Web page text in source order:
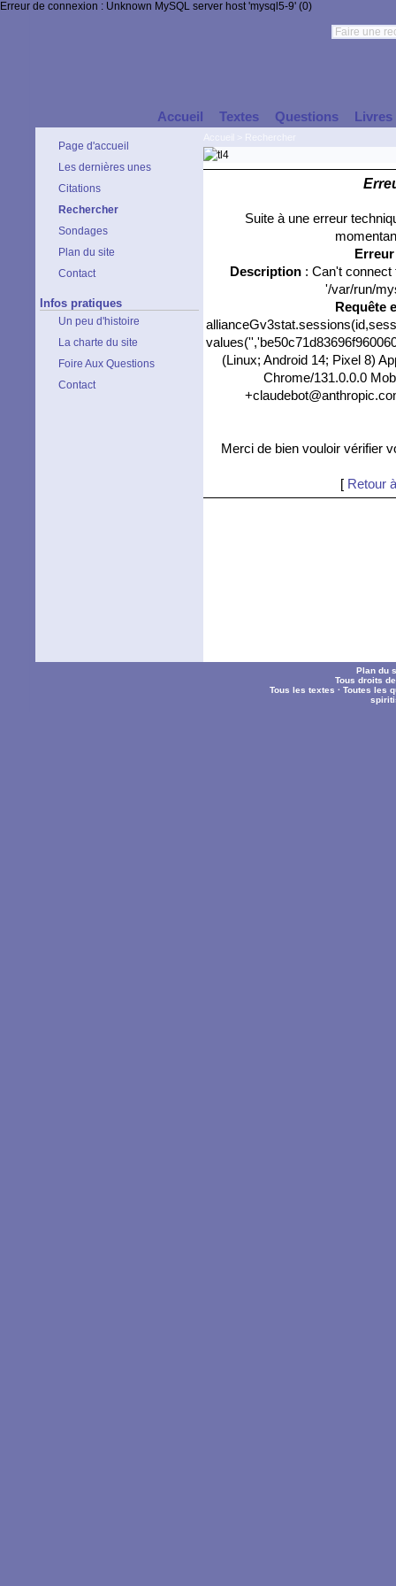
Erreur de connexion : Unknown MySQL server host 'mysql5-9' (0)
Accueil Textes Questions Livres
Page d'accueil
Les dernières unes
Citations
Rechercher
Sondages
Plan du site
Contact
Infos pratiques
Un peu d'histoire
La charte du site
Foire Aux Questions
Contact
Suite à une erreur
Description: Can't connect
'/var/run/
Requête
(Linux; Android 14; Pixel 8)
Chrome/131.0.0.0
Merci de bien vouloir vérifier
[ Retour
Plan du
Tous droits
Tous les textes ·Toutes les